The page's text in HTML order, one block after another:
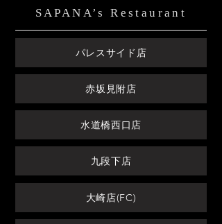
SAPANA’s Restaurant
パレスサイド店
赤坂見附店
水道橋西口店
九段下店
大崎店(FC)